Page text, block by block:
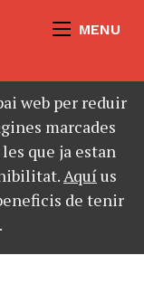
MENU
web per reduir
marcades
que ja estan
Aquíus
de tenir